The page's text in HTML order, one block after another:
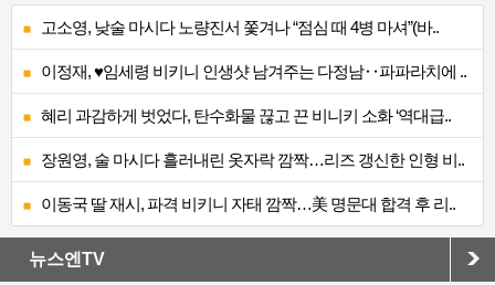
고소영, 낮술 마시다 노량진서 쫓겨나 “점심 때 4병 마셔”(바..
이정재, ♥임세령 비키니 인생샷 남겨주는 다정남‥파파라치에 ..
혜리 과감하게 벗었다, 탄수화물 끊고 끈 비니키 소화 ‘역대급..
장원영, 술 마시다 흘러내린 옷자락 깜짝…리즈 갱신한 인형 비..
이동국 딸 재시, 파격 비키니 자태 깜짝…美 명문대 합격 후 리..
뉴스엔TV